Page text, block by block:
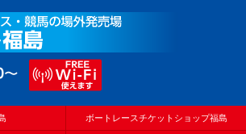
ボートレースチケットショップ福島